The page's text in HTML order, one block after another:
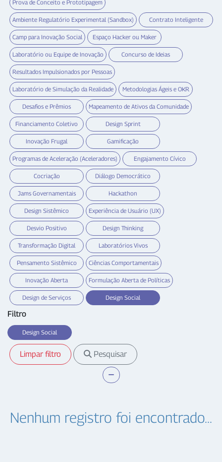
Prova de Conceito e Prototipagem
Ambiente Regulatório Experimental (Sandbox) Contrato Inteligente
Camp para Inovação Social Espaço Hacker ou Maker
Laboratório ou Equipe de Inovação Concurso de Ideias
Resultados Impulsionados por Pessoas
Laboratório de Simulação da Realidade Metodologias Ágeis e OKR
Desafios e Prêmios Mapeamento de Ativos da Comunidade
Financiamento Coletivo Design Sprint
Inovação Frugal Gamificação
Programas de Aceleração (Aceleradores) Engajamento Cívico
Cocriação Diálogo Democrático
Jams Governamentais Hackathon
Design Sistêmico Experiência de Usuário (UX)
Desvio Positivo Design Thinking
Transformação Digital Laboratórios Vivos
Pensamento Sistêmico Ciências Comportamentais
Inovação Aberta Formulação Aberta de Políticas
Design de Serviços Design Social
Filtro
Design Social
Limpar filtro Pesquisar
Nenhum registro foi encontrado...